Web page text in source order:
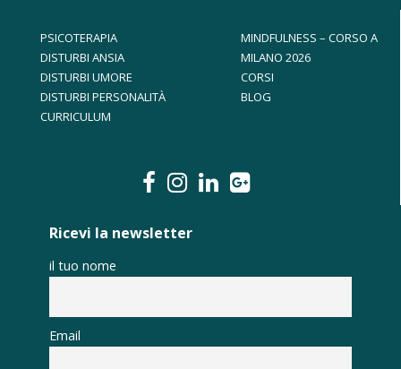
PSICOTERAPIA
DISTURBI ANSIA
DISTURBI UMORE
DISTURBI PERSONALITÀ
CURRICULUM
MINDFULNESS – CORSO A
MILANO 2026
CORSI
BLOG
Ricevi la newsletter
il tuo nome
Email